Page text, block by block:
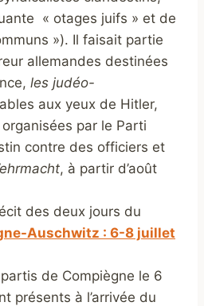
« otages juifs » et de
»). Il faisait partie
allemandes destinées
les judéo-
aux yeux de Hitler,
par le Parti
contre des officiers et
, à partir d’août
des deux jours du
Auschwitz : 6-8 juillet
de Compiègne le 6
présents à l’arrivée du